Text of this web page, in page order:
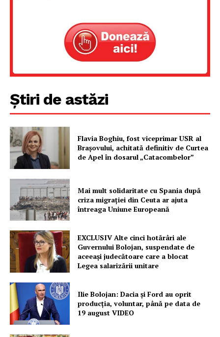
Știri de astăzi
Flavia Boghiu, fost viceprimar USR al
Brașovului, achitată definitiv de Curtea
de Apel în dosarul „Catacombelor”
Mai mult solidaritate cu Spania după
criza migrației din Ceuta ar ajuta
întreaga Uniune Europeană
EXCLUSIV Alte cinci hotărâri ale
Guvernului Bolojan, suspendate de
aceeași judecătoare care a blocat
Legea salarizării unitare
Ilie Bolojan: Dacia și Ford au oprit
producția, voluntar, până pe data de
19 august VIDEO